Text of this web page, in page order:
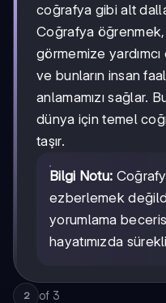
coğrafya gibi alt
Coğrafya
görmemize
ve bunların insan
anlamamızı sağlar.
dünya için temel
taşır.
Bilgi Notu:
ezberlemek
yorumlama
hayatımızda
2 of 3